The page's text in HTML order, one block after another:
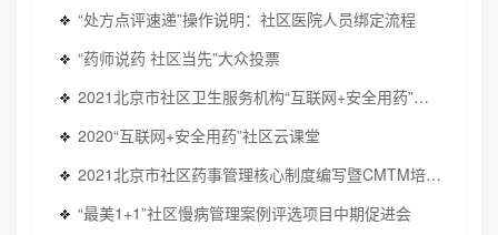
“处方点评速递”操作说明：社区医院人员绑定流程
“药师说药 社区当先”大众投票
2021北京市社区卫生服务机构“互联网+安全用药”处方点评数据分析和相关知识与技能培训班
2020“互联网+安全用药”社区云课堂
2021北京市社区药事管理核心制度编写暨CMTM培训班工作启动会
“最美1+1”社区慢病管理案例评选项目中期促进会